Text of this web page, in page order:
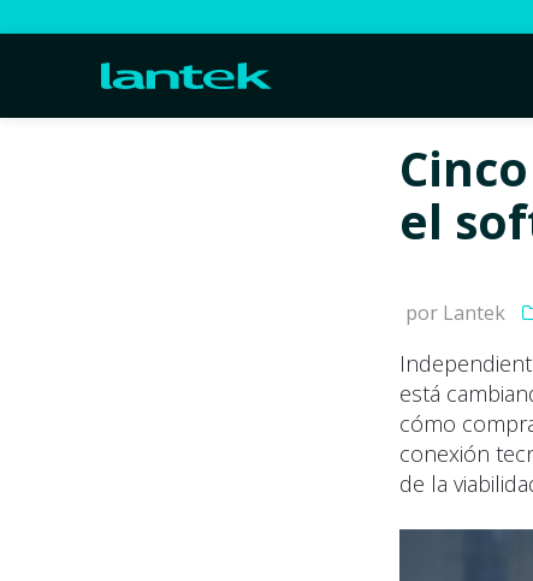
el
por Lantek
está
cómo
conexión
de la